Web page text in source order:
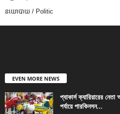
នយោបាយ / Politic
EVEN MORE NEWS
প্যাকার্স ক্যারিয়ারের
পর্যায়ে পারকিনসন...